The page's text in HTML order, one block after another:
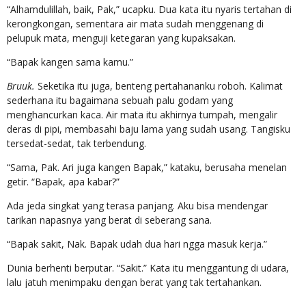
“Alhamdulillah, baik, Pak,” ucapku. Dua kata itu nyaris tertahan di
kerongkongan, sementara air mata sudah menggenang di
pelupuk mata, menguji ketegaran yang kupaksakan.
“Bapak kangen sama kamu.”
Bruuk. Seketika itu juga, benteng pertahananku roboh. Kalimat
sederhana itu bagaimana sebuah palu godam yang
menghancurkan kaca. Air mata itu akhirnya tumpah, mengalir
deras di pipi, membasahi baju lama yang sudah usang. Tangisku
tersedat-sedat, tak terbendung.
“Sama, Pak. Ari juga kangen Bapak,” kataku, berusaha menelan
getir. “Bapak, apa kabar?”
Ada jeda singkat yang terasa panjang. Aku bisa mendengar
tarikan napasnya yang berat di seberang sana.
“Bapak sakit, Nak. Bapak udah dua hari ngga masuk kerja.”
Dunia berhenti berputar. “Sakit.” Kata itu menggantung di udara,
lalu jatuh menimpaku dengan berat yang tak tertahankan.